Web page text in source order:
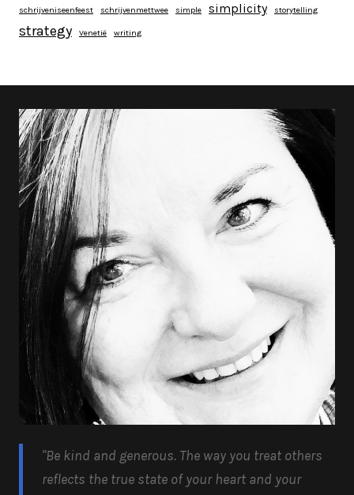
schrijveniseenfeest schrijvenmettwee simple simplicity storytelling
strategy Venetië writing
"Be kind and generous. The way you treat others
reflects the true state of your heart and your